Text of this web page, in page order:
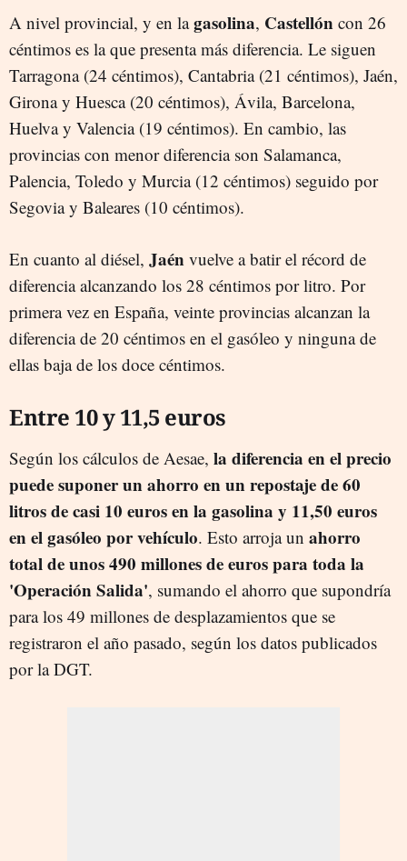
A nivel provincial, y en lagasolina, Castellón con 26
céntimos es la que presenta más diferencia. Le siguen
Tarragona (24 céntimos), Cantabria (21 céntimos), Jaén,
Girona y Huesca (20 céntimos), Ávila, Barcelona,
Huelva y Valencia (19 céntimos). En cambio, las
provincias con menor diferencia son Salamanca,
Palencia, Toledo y Murcia (12 céntimos) seguido por
Segovia y Baleares (10 céntimos).
En cuanto al diésel, Jaén vuelve a batir el récord de
diferencia alcanzando los 28 céntimos por litro. Por
primera vez en España, veinte provincias alcanzan la
diferencia de 20 céntimos en el gasóleo y ninguna de
ellas baja de los doce céntimos.
Entre 10 y 11,5 euros
Según los cálculos de Aesae, la diferencia en el precio
puede suponer un ahorro en un repostaje de 60
litros de casi 10 euros en la gasolina y 11,50 euros
en el gasóleo por vehículo. Esto arroja un ahorro
total de unos 490 millones de euros para toda la
'Operación Salida', sumando el ahorro que supondría
para los 49 millones de desplazamientos que se
registraron el año pasado, según los datos publicados
por la DGT.